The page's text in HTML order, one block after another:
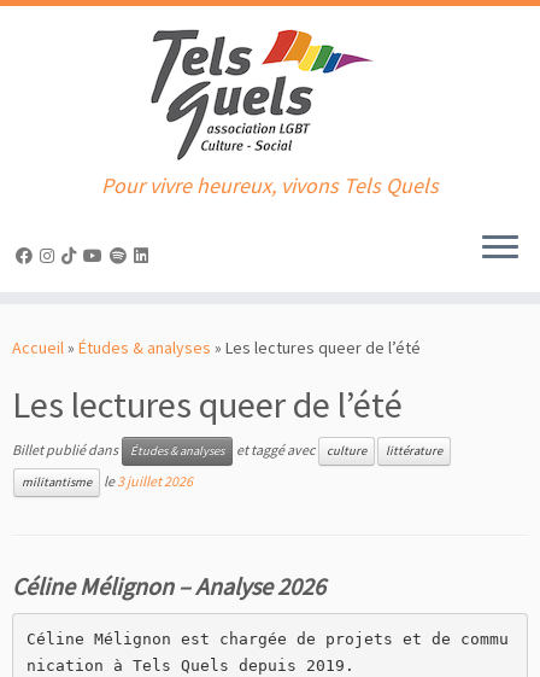
au
Pour vivre heureux, vivons Tels Quels
Accueil» Études & analyses » Les lectures queer de l’été
Les lectures queer de l’été
Billet publié dans Études & analyses et taggé avec culture
littérature
militantisme
le3 juillet 2026
Céline Mélignon – Analyse 2026
Céline Mélignon est chargée de projets et de commu
nication à Tels Quels depuis 2019.